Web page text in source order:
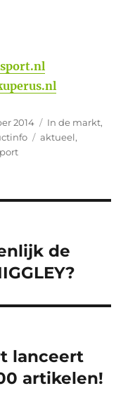
2014 Categorieën
In de markt,
Tags
aktueel,
de
lanceert
artikelen!